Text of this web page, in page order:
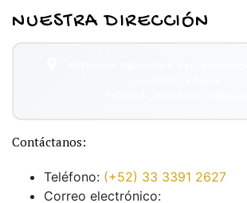
NUESTRA DIRECCIÓN
Contáctanos:
Teléfono: (+52) 33 3391 2627
Correo electrónico: